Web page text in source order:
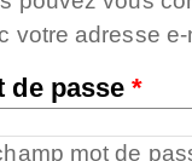
votre adresse e-
de passe*
mot de